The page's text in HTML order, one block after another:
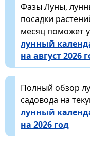
Фазы Луны,
посадки
месяц поможет
лунный
на август 2026
Полный обзор
садовода на
лунный
на 2026 год